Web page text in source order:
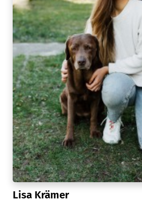
Lisa Krämer